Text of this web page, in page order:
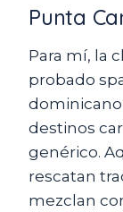
Punta
Para mí, la
probado
destinos
genérico.
rescatan
mezclan